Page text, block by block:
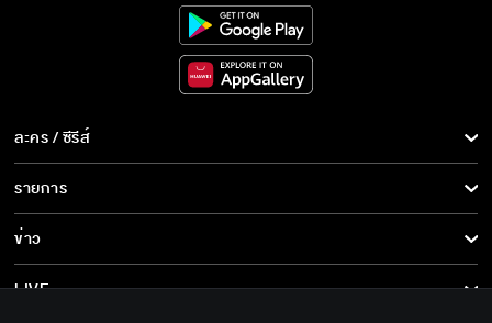
ละคร / ซีรีส์
ละคร/ซีรีส์
ซีรีส์นานาชาติ
การ์ตูน & เกม
รายการ
รายการทั้งหมด
ข่าว
ข่าวทั้งหมด
LIVE